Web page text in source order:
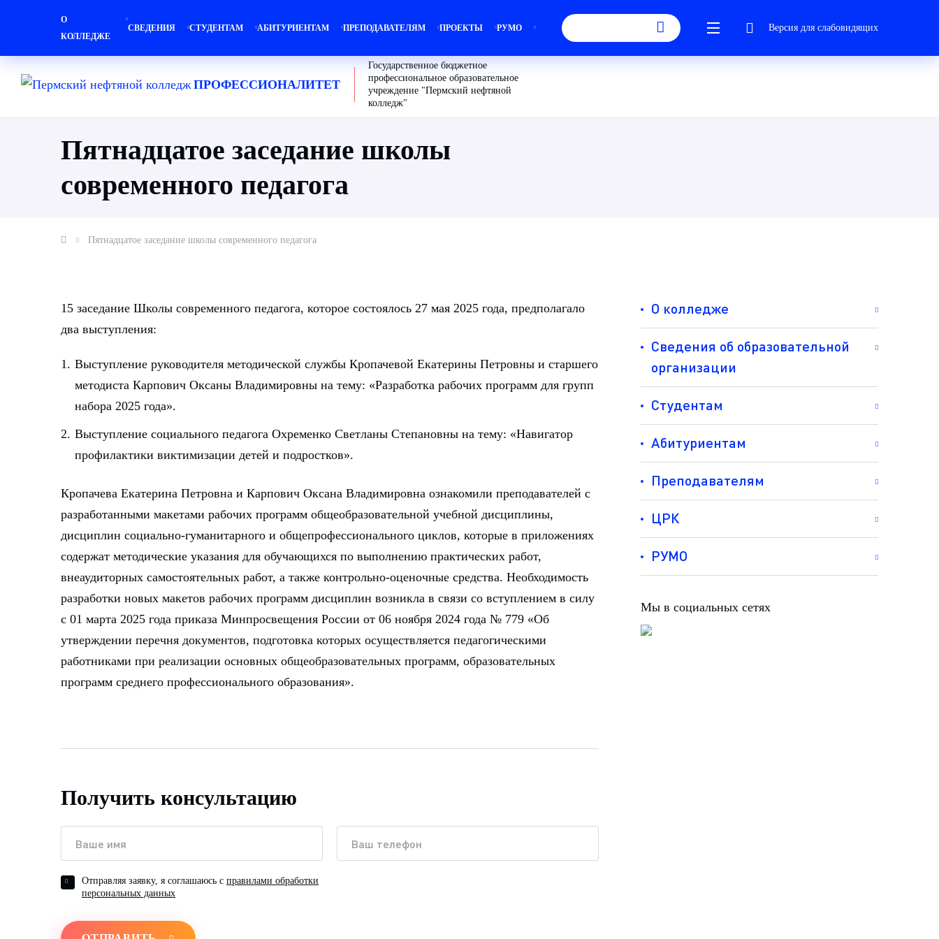
О
КОЛЛЕДЖЕ
СВЕДЕНИЯ СТУДЕНТАМ АБИТУРИЕНТАМ ПРЕПОДАВАТЕЛЯМ ПРОЕКТЫ РУМО Версия для слабовидящих
ПРОФЕССИОНАЛИТЕТ
Государственное бюджетное
профессиональное образовательное
учреждение "Пермский нефтяной
колледж"
Пятнадцатое заседание школы
современного педагога
Пятнадцатое заседание школы современного педагога
15 заседание Школы современного педагога, которое состоялось 27 мая 2025 года, предполагало
два выступления:
Выступление руководителя методической службы Кропачевой Екатерины Петровны и старшего
методиста Карпович Оксаны Владимировны на тему: «Разработка рабочих программ для групп
набора 2025 года».
Выступление социального педагога Охременко Светланы Степановны на тему: «Навигатор
профилактики виктимизации детей и подростков».
Кропачева Екатерина Петровна и Карпович Оксана Владимировна ознакомили преподавателей с
разработанными макетами рабочих программ общеобразовательной учебной дисциплины,
дисциплин социально-гуманитарного и общепрофессионального циклов, которые в приложениях
содержат методические указания для обучающихся по выполнению практических работ,
внеаудиторных самостоятельных работ, а также контрольно-оценочные средства. Необходимость
разработки новых макетов рабочих программ дисциплин возникла в связи со вступлением в силу
с 01 марта 2025 года приказа Минпросвещения России от 06 ноября 2024 года № 779 «Об
утверждении перечня документов, подготовка которых осуществляется педагогическими
работниками при реализации основных общеобразовательных программ, образовательных
программ среднего профессионального образования».
Получить консультацию
Отправляя заявку, я соглашаюсь с правилами обработки
персональных данных
О колледже
Сведения об образовательной
организации
Студентам
Абитуриентам
Преподавателям
ЦРК
РУМО
Мы в социальных сетях